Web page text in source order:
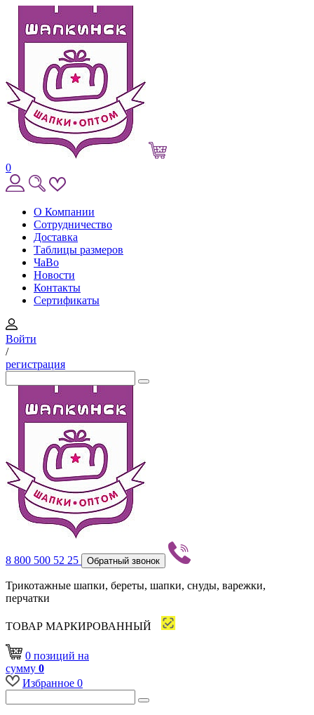
0
О Компании
Сотрудничество
Доставка
Таблицы размеров
ЧаВо
Новости
Контакты
Сертификаты
Войти
/
регистрация
8 800 500 52 25 Обратный звонок
Трикотажные шапки, береты, шапки, снуды, варежки,
перчатки
ТОВАР МАРКИРОВАННЫЙ
0 позиций на
сумму 0
Избранное 0